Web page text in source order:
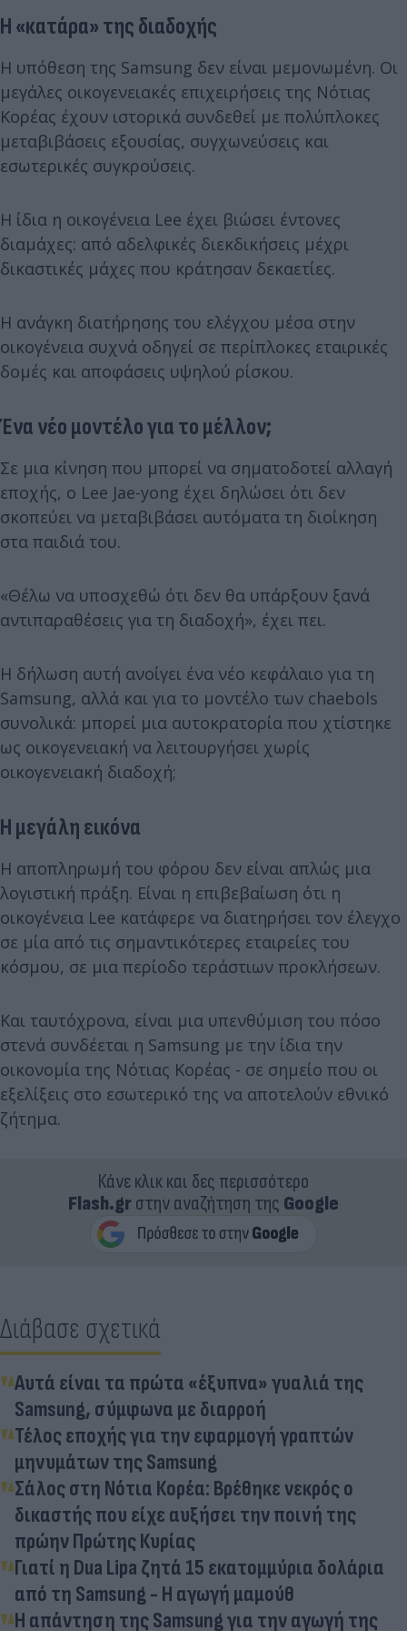
Η «κατάρα» της διαδοχής
Η υπόθεση της Samsung δεν είναι μεμονωμένη. Οι
μεγάλες οικογενειακές επιχειρήσεις της Νότιας
Κορέας έχουν ιστορικά συνδεθεί με πολύπλοκες
μεταβιβάσεις εξουσίας, συγχωνεύσεις και
εσωτερικές συγκρούσεις.
Η ίδια η οικογένεια Lee έχει βιώσει έντονες
διαμάχες: από αδελφικές διεκδικήσεις μέχρι
δικαστικές μάχες που κράτησαν δεκαετίες.
Η ανάγκη διατήρησης του ελέγχου μέσα στην
οικογένεια συχνά οδηγεί σε περίπλοκες εταιρικές
δομές και αποφάσεις υψηλού ρίσκου.
Ένα νέο μοντέλο για το μέλλον;
Σε μια κίνηση που μπορεί να σηματοδοτεί αλλαγή
εποχής, ο Lee Jae-yong έχει δηλώσει ότι δεν
σκοπεύει να μεταβιβάσει αυτόματα τη διοίκηση
στα παιδιά του.
«Θέλω να υποσχεθώ ότι δεν θα υπάρξουν ξανά
αντιπαραθέσεις για τη διαδοχή», έχει πει.
Η δήλωση αυτή ανοίγει ένα νέο κεφάλαιο για τη
Samsung, αλλά και για το μοντέλο των chaebols
συνολικά: μπορεί μια αυτοκρατορία που χτίστηκε
ως οικογενειακή να λειτουργήσει χωρίς
οικογενειακή διαδοχή;
Η μεγάλη εικόνα
Η αποπληρωμή του φόρου δεν είναι απλώς μια
λογιστική πράξη. Είναι η επιβεβαίωση ότι η
οικογένεια Lee κατάφερε να διατηρήσει τον έλεγχο
σε μία από τις σημαντικότερες εταιρείες του
κόσμου, σε μια περίοδο τεράστιων προκλήσεων.
Και ταυτόχρονα, είναι μια υπενθύμιση του πόσο
στενά συνδέεται η Samsung με την ίδια την
οικονομία της Νότιας Κορέας - σε σημείο που οι
εξελίξεις στο εσωτερικό της να αποτελούν εθνικό
ζήτημα.
Κάνε κλικ και δες περισσότερο
Flash.grστην αναζήτηση της Google
Διάβασε σχετικά
Αυτά είναι τα πρώτα «έξυπνα» γυαλιά της
Samsung, σύμφωνα με διαρροή
Τέλος εποχής για την εφαρμογή γραπτών
μηνυμάτων της Samsung
Σάλος στη Νότια Κορέα: Βρέθηκε νεκρός ο
δικαστής που είχε αυξήσει την ποινή της
πρώην Πρώτης Κυρίας
Γιατί η Dua Lipa ζητά 15 εκατομμύρια δολάρια
από τη Samsung - Η αγωγή μαμούθ
Η απάντηση της Samsung για την αγωγή της